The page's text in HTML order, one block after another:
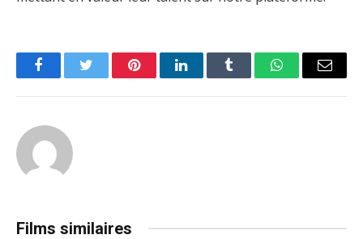
FacebookTwitter PinterestLinkedInTumblr WhatsAppEmail
Films similaires